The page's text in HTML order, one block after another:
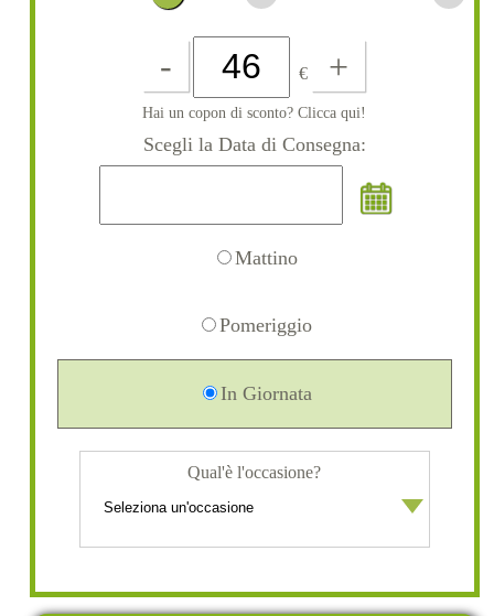
- € +
Hai un copon di sconto? Clicca qui!
Scegli la Data di Consegna:
Mattino
Pomeriggio
In Giornata
Qual'è l'occasione?